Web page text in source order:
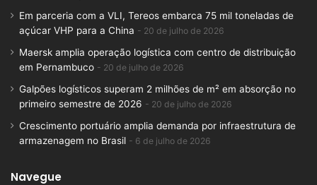
Em parceria com a VLI, Tereos embarca 75 mil toneladas de
açúcar VHP para a China
20 de julho de 2026
Maersk amplia operação logística com centro de distribuição
em Pernambuco
20 de julho de 2026
Galpões logísticos superam 2 milhões de m² em absorção no
primeiro semestre de 2026
20 de julho de 2026
Crescimento portuário amplia demanda por infraestrutura de
armazenagem no Brasil
6 de julho de 2026
Navegue